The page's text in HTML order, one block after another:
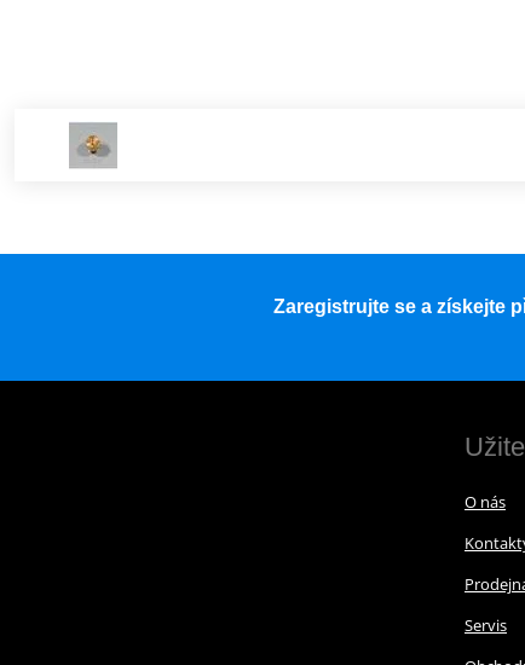
Zaregistrujte se a získejte
O nás
Servis